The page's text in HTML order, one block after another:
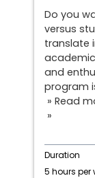
Do you
versus
translate
and
program
» Read
»
Duration
5 hours per